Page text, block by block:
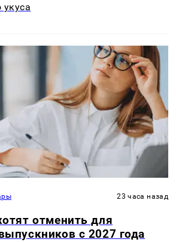
укуса
23 часа назад
отменить для
с 2027 года